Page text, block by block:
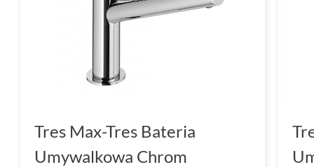
Tres Max-Tres Bateria
Umywalkowa Chrom